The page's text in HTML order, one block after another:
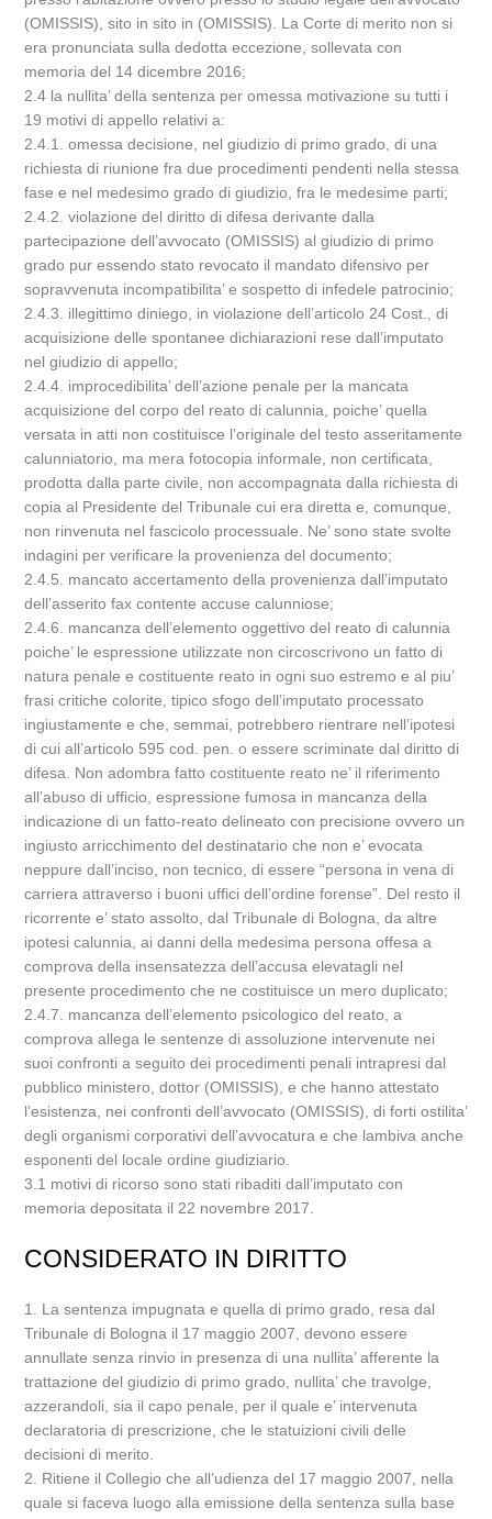
(OMISSIS), sito in sito in (OMISSIS). La Corte di merito non si
era pronunciata sulla dedotta eccezione, sollevata con
memoria del 14 dicembre 2016;
2.4 la nullita’ della sentenza per omessa motivazione su tutti i
19 motivi di appello relativi a:
2.4.1. omessa decisione, nel giudizio di primo grado, di una
richiesta di riunione fra due procedimenti pendenti nella stessa
fase e nel medesimo grado di giudizio, fra le medesime parti;
2.4.2. violazione del diritto di difesa derivante dalla
partecipazione dell’avvocato (OMISSIS) al giudizio di primo
grado pur essendo stato revocato il mandato difensivo per
sopravvenuta incompatibilita’ e sospetto di infedele patrocinio;
2.4.3. illegittimo diniego, in violazione dell’articolo 24 Cost., di
acquisizione delle spontanee dichiarazioni rese dall’imputato
nel giudizio di appello;
2.4.4. improcedibilita’ dell’azione penale per la mancata
acquisizione del corpo del reato di calunnia, poiche’ quella
versata in atti non costituisce l’originale del testo asseritamente
calunniatorio, ma mera fotocopia informale, non certificata,
prodotta dalla parte civile, non accompagnata dalla richiesta di
copia al Presidente del Tribunale cui era diretta e, comunque,
non rinvenuta nel fascicolo processuale. Ne’ sono state svolte
indagini per verificare la provenienza del documento;
2.4.5. mancato accertamento della provenienza dall’imputato
dell’asserito fax contente accuse calunniose;
2.4.6. mancanza dell’elemento oggettivo del reato di calunnia
poiche’ le espressione utilizzate non circoscrivono un fatto di
natura penale e costituente reato in ogni suo estremo e al piu’
frasi critiche colorite, tipico sfogo dell’imputato processato
ingiustamente e che, semmai, potrebbero rientrare nell’ipotesi
di cui all’articolo 595 cod. pen. o essere scriminate dal diritto di
difesa. Non adombra fatto costituente reato ne’ il riferimento
all’abuso di ufficio, espressione fumosa in mancanza della
indicazione di un fatto-reato delineato con precisione ovvero un
ingiusto arricchimento del destinatario che non e’ evocata
neppure dall’inciso, non tecnico, di essere “persona in vena di
carriera attraverso i buoni uffici dell’ordine forense”. Del resto il
ricorrente e’ stato assolto, dal Tribunale di Bologna, da altre
ipotesi calunnia, ai danni della medesima persona offesa a
comprova della insensatezza dell’accusa elevatagli nel
presente procedimento che ne costituisce un mero duplicato;
2.4.7. mancanza dell’elemento psicologico del reato, a
comprova allega le sentenze di assoluzione intervenute nei
suoi confronti a seguito dei procedimenti penali intrapresi dal
pubblico ministero, dottor (OMISSIS), e che hanno attestato
l’esistenza, nei confronti dell’avvocato (OMISSIS), di forti ostilita’
degli organismi corporativi dell’avvocatura e che lambiva anche
esponenti del locale ordine giudiziario.
3.1 motivi di ricorso sono stati ribaditi dall’imputato con
memoria depositata il 22 novembre 2017.
CONSIDERATO IN DIRITTO
1. La sentenza impugnata e quella di primo grado, resa dal
Tribunale di Bologna il 17 maggio 2007, devono essere
annullate senza rinvio in presenza di una nullita’ afferente la
trattazione del giudizio di primo grado, nullita’ che travolge,
azzerandoli, sia il capo penale, per il quale e’ intervenuta
declaratoria di prescrizione, che le statuizioni civili delle
decisioni di merito.
2. Ritiene il Collegio che all’udienza del 17 maggio 2007, nella
quale si faceva luogo alla emissione della sentenza sulla base